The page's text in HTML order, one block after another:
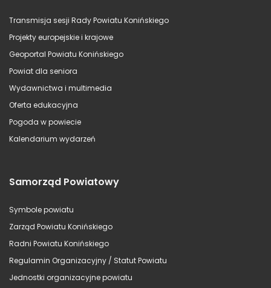
Transmisja sesji Rady Powiatu Konińskiego
Projekty europejskie i krajowe
Geoportal Powiatu Konińskiego
Powiat dla seniora
Wydawnictwa i multimedia
Oferta edukacyjna
Pogoda w powiecie
Kalendarium wydarzeń
Samorząd Powiatowy
Symbole powiatu
Zarząd Powiatu Konińskiego
Radni Powiatu Konińskiego
Regulamin Organizacyjny / Statut Powiatu
Jednostki organizacyjne powiatu